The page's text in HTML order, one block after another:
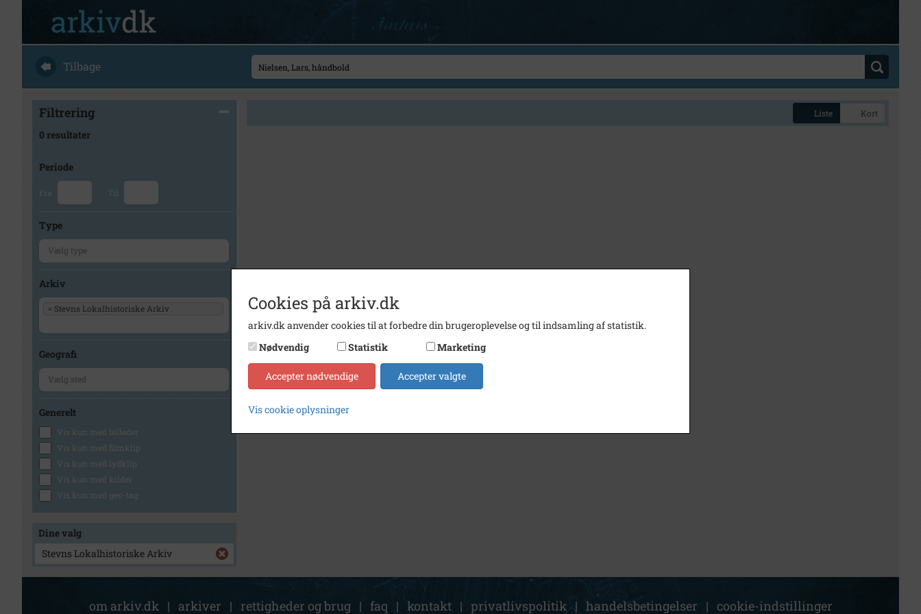
Tilbage
Filtrering
0 resultater
Periode
Fra Til
Type
Arkiv
× Stevns Lokalhistoriske Arkiv
Geografi
Generelt
Vis kun med billeder
Vis kun med filmklip
Vis kun med lydklip
Vis kun med kilder
Vis kun med geo-tag
Dine valg
Stevns Lokalhistoriske Arkiv
Liste Kort
om arkiv.dk | arkiver | rettigheder og brug | faq | kontakt | privatlivspolitik | handelsbetingelser | cookie-indstillinger
Cookies på arkiv.dk
arkiv.dk anvender cookies til at forbedre din brugeroplevelse og til indsamling af statistik.
Nødvendig
Statistik Marketing
Accepter nødvendige Accepter valgte
Vis cookie oplysninger